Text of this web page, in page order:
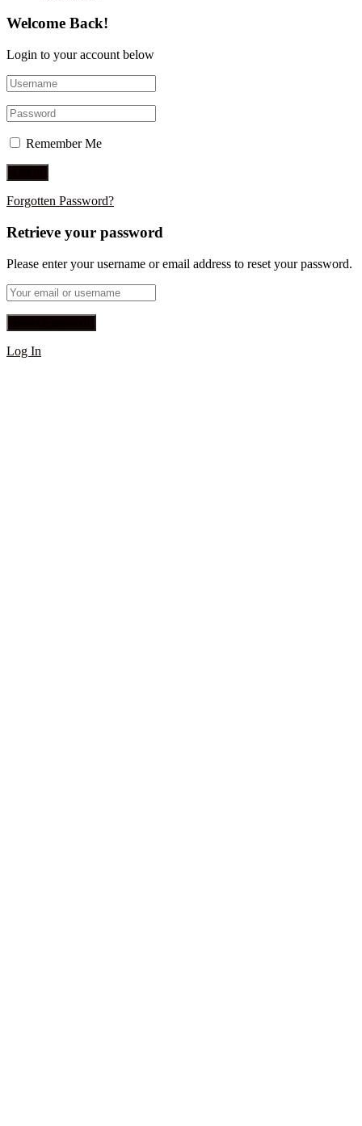
Welcome Back!
Login to your account below
Remember Me
Forgotten Password?
Retrieve your password
Please enter your username or email address to reset your password.
Log In